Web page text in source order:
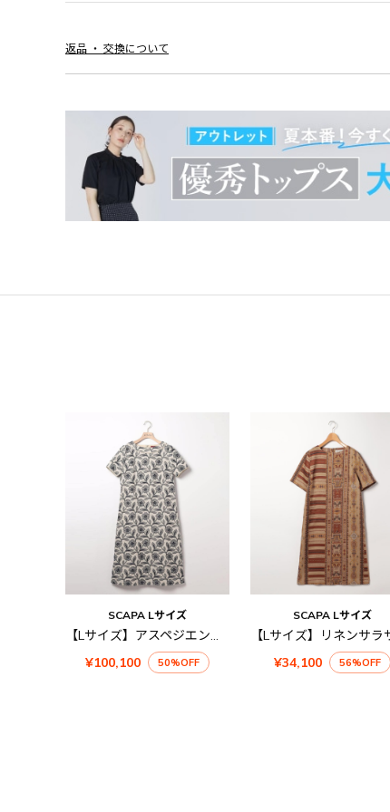
返品 ・ 交換について
SCAPA Lサイズ
【Lサイズ】アスペジエンブロイダリーワンピース
¥100,100
50%OFF
SCAPA Lサイズ
¥34,100
56%OFF